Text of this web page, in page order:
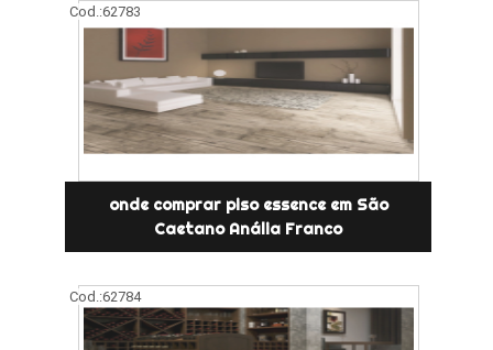
Cod.:62783
onde comprar piso essence em São
Caetano Anália Franco
Cod.:62784